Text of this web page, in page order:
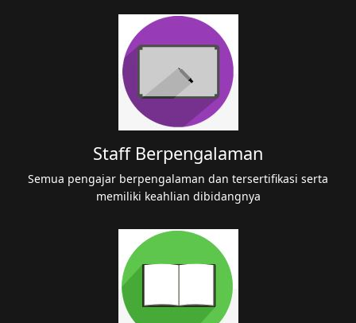
Staff Berpengalaman
Semua pengajar berpengalaman dan tersertifikasi serta
memiliki keahlian dibidangnya